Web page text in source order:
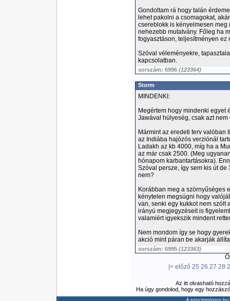
Gondoltam rá hogy talán
lehet pakolni a csomagokat,
csereblokk is kényelmesen
nehezebb mutatvány. Főleg ha
fogyasztáson, teljesítményen ez
Szóval véleményekre,
kapcsolatban.
sorszám: 6996 (123364)
Storm
MINDENKI:
Megértem hogy mindenki egyet
Jawával hülyeség, csak azt
Mármint az eredeti terv valóban
az Indiába hajózós verziónál
Ladakh az kb 4000, míg ha a
az már csak 2500. (Meg
hónapom karbantartásokra).
Szóval persze, így sem kis út
nem?
Korábban meg a szörnyűséges
kénytelen megsúgni hogy
van, senki egy kukkot nem szólt
irányú megjegyzéseit is
valamiért igyekszik mindent
Nem mondom így se hogy
akció mint páran be akarják
sorszám: 6995 (123363)
|< előző 25 26 27 28
Az itt olvasható
Ha úgy gondolod, hogy egy
A